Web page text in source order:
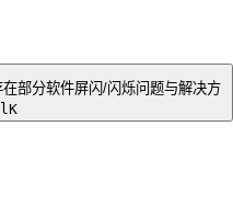
部分软件屏闪/闪烁问题与解决方
K